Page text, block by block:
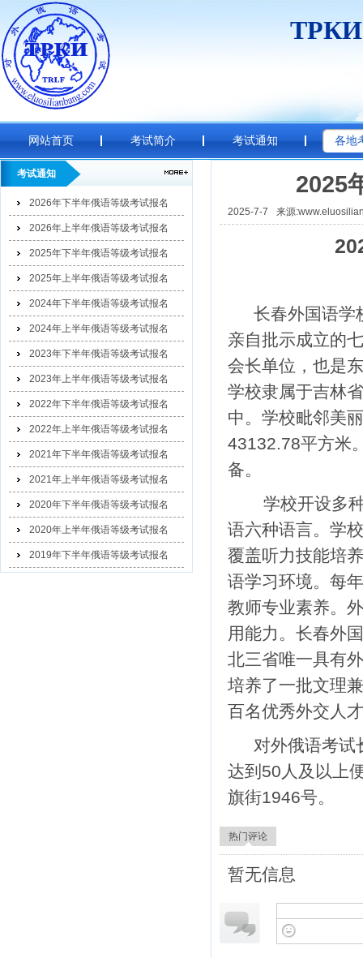
网站首页 考试简介 考试通知 各地
考试通知
2026年下半年俄语等级考试报名
2026年上半年俄语等级考试报名
2025年下半年俄语等级考试报名
2025年上半年俄语等级考试报名
2024年下半年俄语等级考试报名
2024年上半年俄语等级考试报名
2023年下半年俄语等级考试报名
2023年上半年俄语等级考试报名
2022年下半年俄语等级考试报名
2022年上半年俄语等级考试报名
2021年下半年俄语等级考试报名
2021年上半年俄语等级考试报名
2020年下半年俄语等级考试报名
2020年上半年俄语等级考试报名
2019年下半年俄语等级考试报名
2025
2025-7-7 来源
长春外国语学
亲自批示成立的
会长单位，也是
学校隶属于吉林
中。学校毗邻美
43132.78平方米
备。
学校开设多
语六种语言。学
覆盖听力技能培
语学习环境。每
教师专业素养。
用能力。长春外
北三省唯一具有
培养了一批文理
百名优秀外交人
对外俄语考试
达到50人及以上
旗街1946号。
热门评论
暂无信息